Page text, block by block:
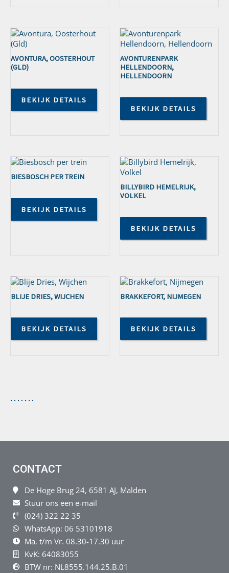
AVONTURA, OOSTERHOUT
(GLD)
BEKIJK DETAILS
AVONTURENPARK
HELLENDOORN,
HELLENDOORN
BEKIJK DETAILS
BIESBOSCH PER TREIN
BEKIJK DETAILS
BILLYBIRD HEMELRIJK,
VOLKEL
BEKIJK DETAILS
BLIJE DRIES, WIJCHEN
BEKIJK DETAILS
BRAKKEFORT, NIJMEGEN
BEKIJK DETAILS
CONTACT
De Hoge Brug 24, 6581 AJ, Malden
Stuur ons een e-mail
(024) 322 22 35
WhatsApp: 06 53101918
Ma. t/m Vr. 08.30-17.30 uur
KvK: 64083055
BTW nr: NL8555.144.25.B.01